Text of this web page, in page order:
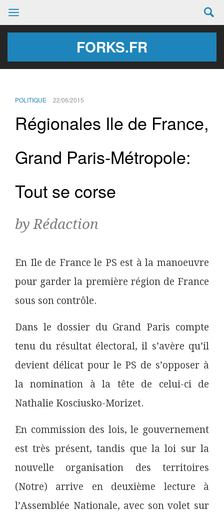
FORKS.FR
POLITIQUE 22/06/2015
Régionales Ile de France,
Grand Paris-Métropole:
Tout se corse
by Rédaction
En Ile de France le PS est à la manoeuvre
pour garder la première région de France
sous son contrôle.
Dans le dossier du Grand Paris compte
tenu du résultat électoral, il s’avère qu’il
devient délicat pour le PS de s’opposer à
la nomination à la tête de celui-ci de
Nathalie Kosciusko-Morizet.
En commission des lois, le gouvernement
est très présent, tandis que la loi sur la
nouvelle organisation des territoires
(Notre) arrive en deuxième lecture à
l’Assemblée Nationale, avec son volet sur